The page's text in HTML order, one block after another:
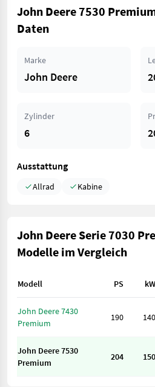
John Deere 7530
Daten
Marke
John Deere
Zylinder
6
Ausstattung
Allrad Kabine
John Deere Serie 7030
Modelle im Vergleich
Modell PS kW
John Deere 7430
Premium
190 140
John Deere 7530
Premium
204 150